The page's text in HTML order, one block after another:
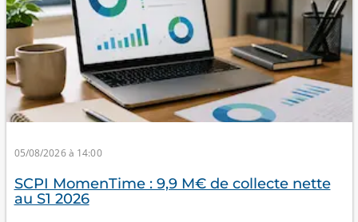
05/08/2026 à 14:00
SCPI MomenTime : 9,9 M€ de collecte nette
au S1 2026